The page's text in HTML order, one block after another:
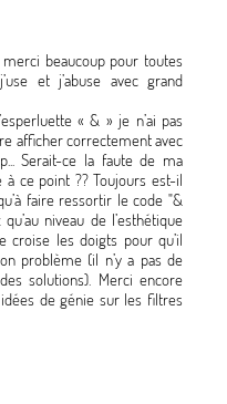
beaucoup pour toutes
et j’abuse avec grand
« & » je n’ai pas
afficher correctement avec
Serait-ce la faute de ma
à ce point ?? Toujours est-il
faire ressortir le code "&
niveau de l’esthétique
croise les doigts pour qu’il
problème (il n’y a pas de
solutions). Merci encore
de génie sur les filtres